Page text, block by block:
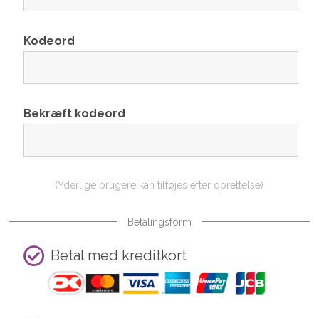
Kodeord
Bekræft kodeord
(Yderlige brugere kan tilføjes efter oprettelse)
Betalingsform
Betal med kreditkort